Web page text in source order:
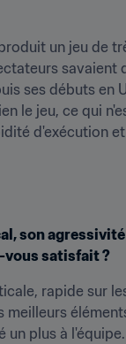
un jeu de
ses débuts
le jeu, ce qui
d'exécution
son
vous satisfait ?
rapide sur
plus à